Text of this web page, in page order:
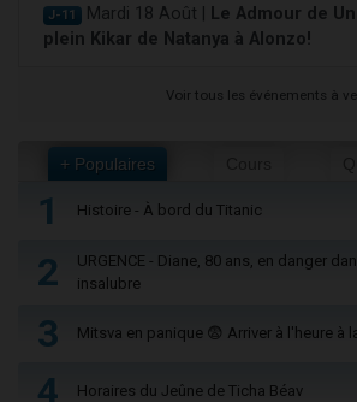
J-11 Mardi 18 Août |
Le Admour de
plein Kikar de Natanya à Alonzo!
Voir tous les événements à
+ Populaires
1 Histoire - À bord du Titanic
2
URGENCE - Diane, 80 ans, en danger
insalubre
3 Mitsva en panique 😨 Arriver à l'heure à
4 Horaires du Jeûne de Ticha Béav